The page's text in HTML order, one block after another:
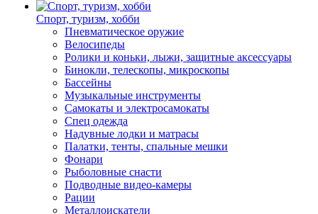
Спорт, туризм, хобби
Пневматическое оружие
Велосипеды
Ролики и коньки, лыжи, защитные аксессуары
Бинокли, телескопы, микроскопы
Бассейны
Музыкальные инструменты
Самокаты и электросамокаты
Спец одежда
Надувные лодки и матрасы
Палатки, тенты, спальные мешки
Фонари
Рыболовные снасти
Подводные видео-камеры
Рации
Металлоискатели